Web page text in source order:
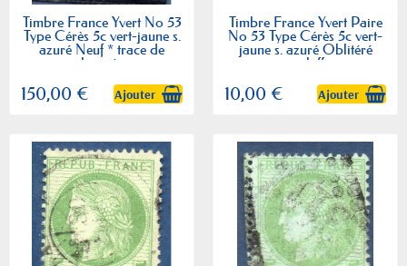
Timbre France Yvert No 53
Type Cérès 5c vert-jaune s.
azuré Neuf * trace de
charnière
150,00 € Ajouter
Timbre France Yvert Paire
No 53 Type Cérès 5c vert-
jaune s. azuré Oblitéré
gros chiffres
10,00 € Ajouter